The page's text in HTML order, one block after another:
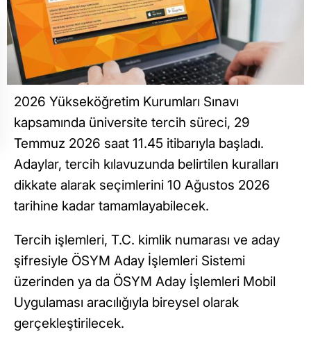
2026 Yükseköğretim Kurumları Sınavı
kapsamında üniversite tercih süreci, 29
Temmuz 2026 saat 11.45 itibarıyla başladı.
Adaylar, tercih kılavuzunda belirtilen kuralları
dikkate alarak seçimlerini 10 Ağustos 2026
tarihine kadar tamamlayabilecek.
Tercih işlemleri, T.C. kimlik numarası ve aday
şifresiyle ÖSYM Aday İşlemleri Sistemi
üzerinden ya da ÖSYM Aday İşlemleri Mobil
Uygulaması aracılığıyla bireysel olarak
gerçekleştirilecek.